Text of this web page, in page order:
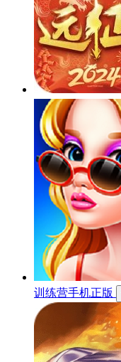
训练营手机正版